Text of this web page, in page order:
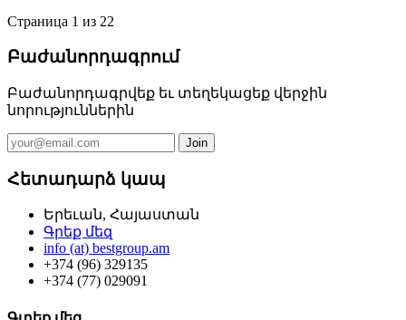
Страница 1 из 22
Բաժանորդագրում
Բաժանորդագրվեք եւ տեղեկացեք վերջին
նորություններին
Հետադարձ կապ
Երեւան, Հայաստան
Գրեք մեզ
info (at) bestgroup.am
+374 (96) 329135
+374 (77) 029091